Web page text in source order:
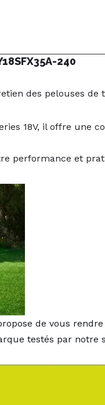
240
des pelouses de
18V, il offre une
performance et
de vous
testés par notre